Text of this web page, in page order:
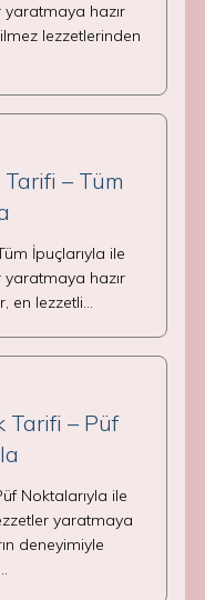
hazır
lezzetlerinden
– Tüm
İpuçlarıyla ile
hazır
en lezzetli…
Tarifi – Püf
Noktalarıyla ile
yaratmaya
deneyimiyle